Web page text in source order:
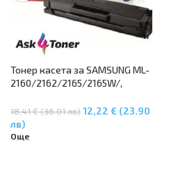
Тонер касета за SAMSUNG ML-
2160/2162/2165/2165W/,
405FW/3405W/SF760P – MLT-
D101S
18,41 € (36.01 лв)12,22 € (23.90
лв)
Още